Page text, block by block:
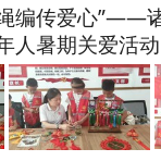
编传爱心”——
人暑期关爱活动